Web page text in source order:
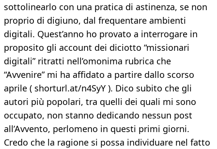
sottolinearlo con una pratica di astinenza, se non
proprio di digiuno, dal frequentare ambienti
digitali. Quest’anno ho provato a interrogare in
proposito gli account dei diciotto “missionari
digitali” ritratti nell’omonima rubrica che
“Avvenire” mi ha affidato a partire dallo scorso
aprile ( shorturl.at/n4SyY ). Dico subito che gli
autori più popolari, tra quelli dei quali mi sono
occupato, non stanno dedicando nessun post
all’Avvento, perlomeno in questi primi giorni.
Credo che la ragione si possa individuare nel fatto